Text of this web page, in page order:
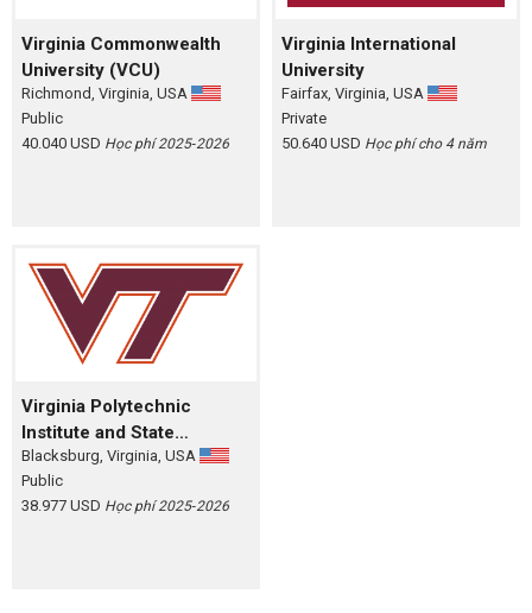
Virginia Commonwealth
University (VCU)
Richmond, Virginia, USA
Public
40.040 USD Học phí 2025‑2026
Virginia International
University
Fairfax, Virginia, USA
Private
50.640 USD Học phí cho 4 năm
Virginia Polytechnic
Institute and State
University (Virginia Tech)
Blacksburg, Virginia, USA
Public
38.977 USD Học phí 2025‑2026